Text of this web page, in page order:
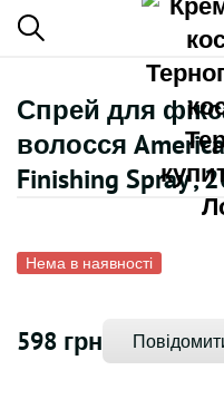
Спрей для
волосся
Finishing Spray ,
Нема в наявності
598 грн